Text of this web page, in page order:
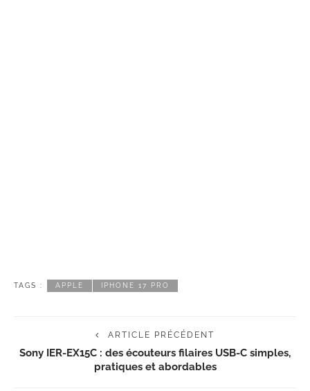
TAGS : APPLE IPHONE 17 PRO
ARTICLE PRÉCÉDENT
Sony IER-EX15C : des écouteurs filaires USB-C simples,
pratiques et abordables